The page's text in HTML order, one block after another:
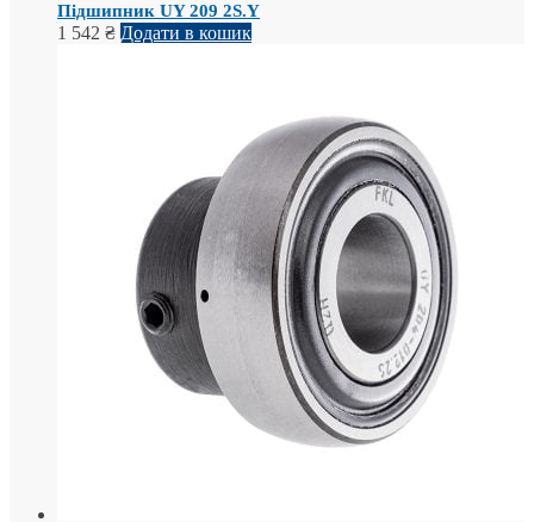
Підшипник UY 209 2S.Y
1 542 ₴ Додати в кошик